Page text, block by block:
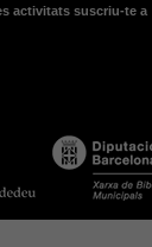
activitats suscriu-te a